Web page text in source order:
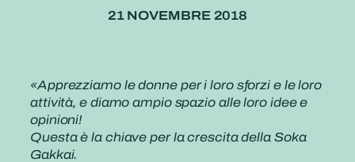
21 NOVEMBRE 2018
«Apprezziamo le donne per i loro sforzi e le loro
attività, e diamo ampio spazio alle loro idee e
opinioni!
Questa è la chiave per la crescita della Soka
Gakkai.